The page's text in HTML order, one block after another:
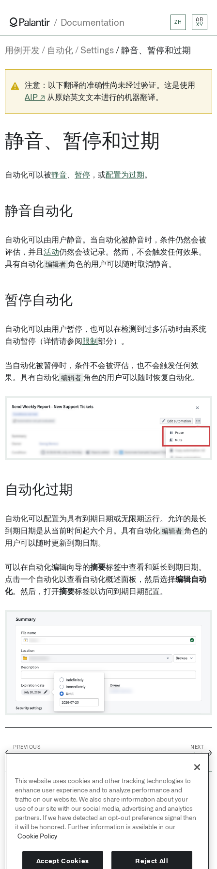
Documentation ZH
AB
XY
用例开发 自动化 Settings 静音、暂停和过期
注意：以下翻译的准确性尚未经过验证。这是使用
AIP ↗ 从原始英文文本进行的机器翻译。
静音、暂停和过期
自动化可以被静音 暂停 ，或配置为过期 。
静音自动化
自动化可以由用户静音。当自动化被静音时，条件仍然会被
评估，并且 活动仍然会被记录。然而，不会触发任何效果。
具有自动化 编辑者 角色的用户可以随时取消静音。
暂停自动化
自动化可以由用户暂停，也可以在检测到过多活动时由系统
自动暂停（详情请参阅 限制 部分）。
当自动化被暂停时，条件不会被评估，也不会触发任何效
果。具有自动化 编辑者 角色的用户可以随时恢复自动化。
自动化过期
自动化可以配置为具有到期日期或无限期运行。允许的最长
到期日期是从当前时间起六个月。具有自动化 编辑者 角色的
用户可以随时更新到期日期。
可以在自动化编辑向导的摘要标签中查看和延长到期日期。
点击一个自动化以查看自动化概述面板，然后选择编辑自动
化。然后，打开摘要标签以访问到期日期配置。
←
PREVIOUS NEXT
→
© 2026 Palantir Technologies Inc. All rights
reserved.
Cookies Statement ↗
Privacy Statement ↗
Terms of Use ↗
Do Not Sell or Share My Personal Information
This website uses cookies and other tracking technologies to
enhance user experience and to analyze performance and
traffic on our website. We also share information about your
use of our site with our social media, advertising and analytics
partners. If we have detected an opt-out preference signal then
it will be honored. Further information is available in our
Cookie Policy
Accept Cookies Reject All